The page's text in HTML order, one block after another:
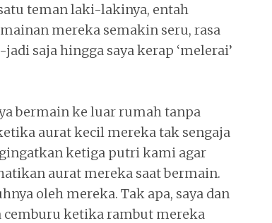
teman laki-lakinya, entah
mereka semakin seru, rasa
saja hingga saya kerap ‘melerai’
bermain ke luar rumah tanpa
aurat kecil mereka tak sengaja
ketiga putri kami agar
aurat mereka saat bermain.
oleh mereka. Tak apa, saya dan
cemburu ketika rambut mereka